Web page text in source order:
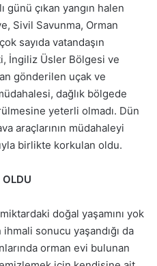
günü çıkan yangın halen
Sivil Savunma, Orman
sayıda vatandaşın
İngiliz Üsler Bölgesi ve
gönderilen uçak ve
dağlık bölgede
yeterli olmadı. Dün
araçlarının müdahaleyi
birlikte korkulan oldu.
doğal yaşamını yok
sonucu yaşandığı da
orman evi bulunan